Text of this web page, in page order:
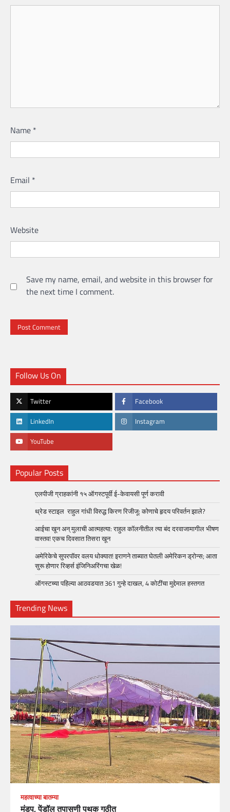
Name *
Email *
Website
Save my name, email, and website in this browser for
the next time I comment.
Follow Us On
Twitter Facebook
LinkedIn Instagram
YouTube
Popular Posts
एलपीजी ग्राहकांनी १५ ऑगस्टपूर्वी ई-केवायसी पूर्ण करावी
थ्रेड स्टाइल राहुल गांधी विरुद्ध किरण रिजीजू: कोणाचे हृदय परिवर्तन झाले?
आईचा खून अन् मुलाची आत्महत्या: राहुल कॉलनीतील त्या बंद दरवाजामागील भीषण
वास्तव! एकच दिवसात तिसरा खून
अमेरिकेचे सुपरपॉवर वलय धोक्यात! इराणने ताब्यात घेतली अमेरिकन ड्रोन्स; आता
सुरू होणार रिव्हर्स इंजिनिअरिंगचा खेळ!
ऑगस्टच्या पहिल्या आठवडयात 361 गुन्हे दाखल, 4 कोटींचा मुद्देमाल हस्तगत
Trending News
महत्वाच्या बातम्या
मंडप, पेंडॉल तपासणी पथक गठीत